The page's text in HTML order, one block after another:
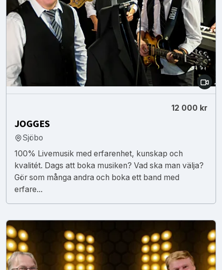
12 000 kr
JOGGES
Sjöbo
100% Livemusik med erfarenhet, kunskap och
kvalitét. Dags att boka musiken? Vad ska man välja?
Gör som många andra och boka ett band med
erfare...